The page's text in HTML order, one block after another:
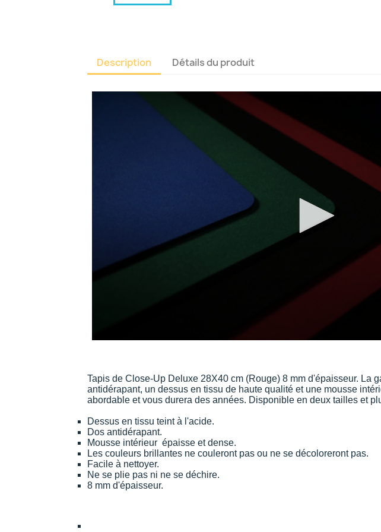
Description Détails du produit
Tapis de Close-Up Deluxe 28X40 cm (Rouge) 8 mm d'épaisseur. La
antidérapant, un dessus en tissu de haute qualité et une mousse
abordable et vous durera des années. Disponible en deux tailles et
Dessus en tissu teint à l'acide.
Dos antidérapant.
Mousse intérieur épaisse et dense.
Les couleurs brillantes ne couleront pas ou ne se décoloreront pas.
Facile à nettoyer.
Ne se plie pas ni ne se déchire.
8 mm d'épaisseur.